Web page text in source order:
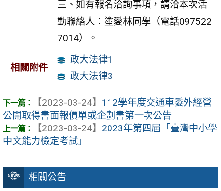
相關公告
三、如有報名洽詢事項，請洽本次活
動聯絡人：塗愛林同學（電話097522
7014）。
相關附件
政大法律1
政大法律3
【2023-03-24】 112學年度交通車委外經營
公開取得書面報價單或企劃書第一次公告
【2023-03-24】 2023年第四屆「臺灣中小學
中文能力檢定考試」